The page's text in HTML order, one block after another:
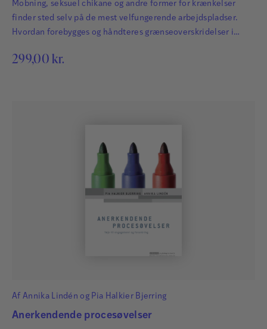
Executive strategisk kommunikationsrådgiver, Vibeke
Hartkorn Kommunikation. Uddannet tv-journalist,
Mobning, seksuel chikane og andre former for krænkelser
finder sted selv på de mest velfungerende arbejdspladser.
Hvordan forebygges og håndteres grænseoverskridelser i
299,00 kr.
Af Annika Lindén og Pia Halkier Bjerring
Anerkendende procesøvelser